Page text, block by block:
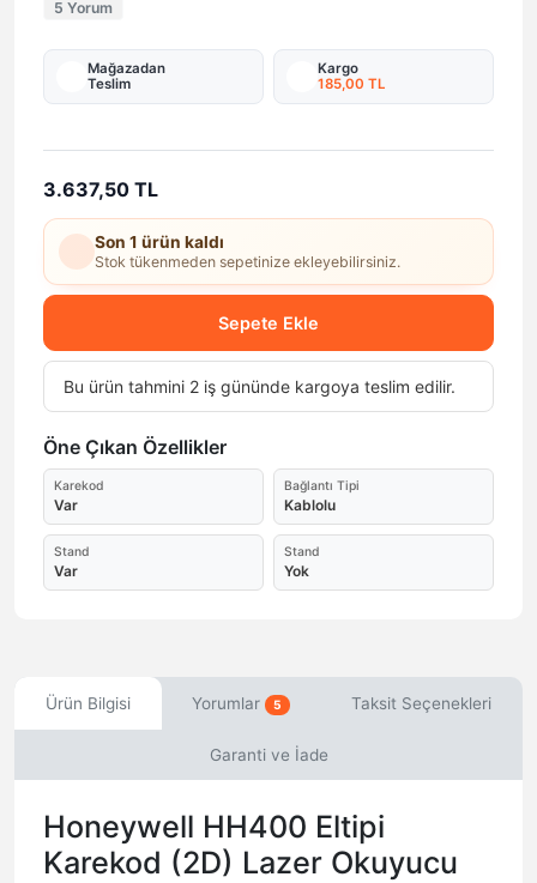
5 Yorum
Mağazadan
Teslim
Kargo
185,00 TL
3.637,50 TL
Son 1 ürün kaldı
Stok tükenmeden sepetinize ekleyebilirsiniz.
Sepete Ekle
Bu ürün tahmini 2 iş gününde kargoya teslim edilir.
Öne Çıkan Özellikler
Karekod
Var
Bağlantı Tipi
Kablolu
Stand
Var
Stand
Yok
Ürün Bilgisi Yorumlar 5 Taksit Seçenekleri
Garanti ve İade
Honeywell HH400 Eltipi
Karekod (2D) Lazer Okuyucu